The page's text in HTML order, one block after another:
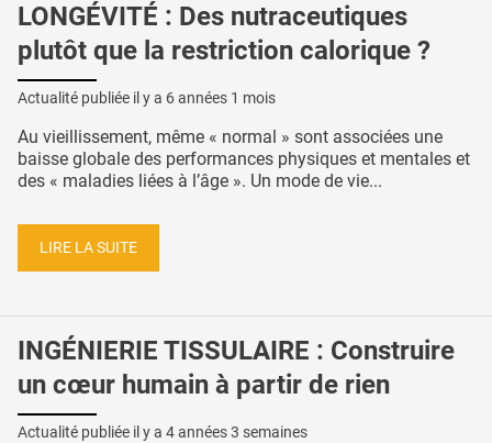
LONGÉVITÉ : Des nutraceutiques
plutôt que la restriction calorique ?
Actualité publiée il y a 6 années 1 mois
Au vieillissement, même « normal » sont associées une
baisse globale des performances physiques et mentales et
des « maladies liées à l’âge ». Un mode de vie...
LIRE LA SUITE
INGÉNIERIE TISSULAIRE : Construire
un cœur humain à partir de rien
Actualité publiée il y a 4 années 3 semaines